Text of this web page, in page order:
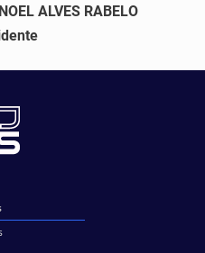
ALVES RABELO